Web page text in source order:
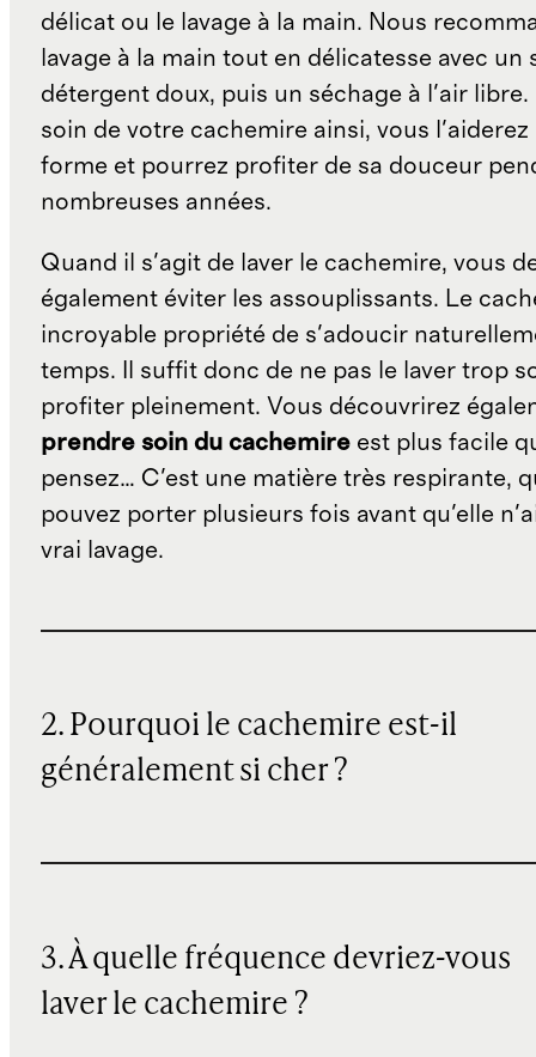
délicat ou le lavage à la main. Nous
lavage à la main tout en délicatesse avec un
détergent doux, puis un séchage à l'air
soin de votre cachemire ainsi, vous l'aiderez
forme et pourrez profiter de sa douceur
nombreuses années.
Quand il s'agit de laver le cachemire, vous
également éviter les assouplissants. Le
incroyable propriété de s'adoucir
temps. Il suffit donc de ne pas le laver trop
profiter pleinement. Vous découvrirez
prendre soin du cachemireest plus facile
pensez… C'est une matière très respirante,
pouvez porter plusieurs fois avant qu'elle
vrai lavage.
2. Pourquoi le cachemire est-il
généralement si cher ?
3. À quelle fréquence devriez-vous
laver le cachemire ?